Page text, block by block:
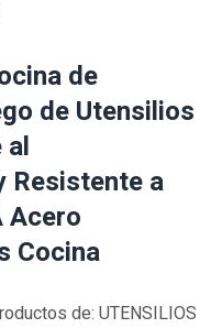
de
de Utensilios
al
Resistente a
Acero
Cocina
de: UTENSILIOS